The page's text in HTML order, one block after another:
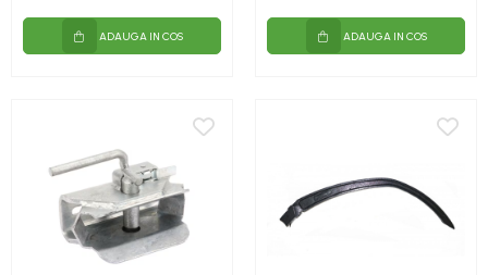
ADAUGA IN COS ADAUGA IN COS